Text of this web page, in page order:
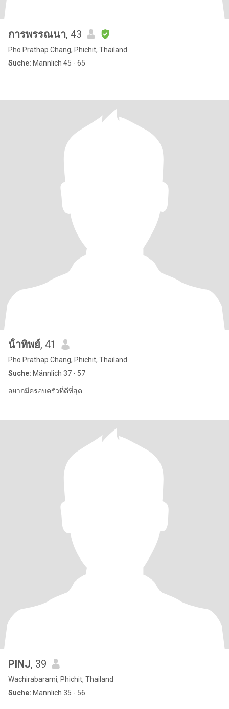
การพรรณนา, 43
Pho Prathap Chang, Phichit, Thailand
Suche: Männlich 45 - 65
น้ําทิพย์, 41
Pho Prathap Chang, Phichit, Thailand
Suche: Männlich 37 - 57
อยากมีครอบครัวที่ดีที่สุด
PINJ, 39
Wachirabarami, Phichit, Thailand
Suche: Männlich 35 - 56